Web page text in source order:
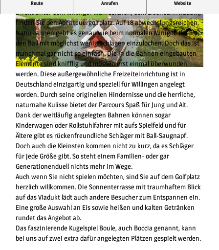
© y-site.de, Alibek Kaesler | CC-BY-SA
© Alibek Kaesler, y-site.de |CC-BY-SA © y-site.de |CC-BY-SA
Route Anrufen Website
Einzigartige Freizeitanlage
Direkt unter dem Willinger Wahrzeichen, dem Eisenbahnviadukt,
finden Sie den Abenteuergolfplatz. Auf 18 abwechslungsreichen
Naturbahnen geht es genau wie beim normalen Minigolf darum,
den Ball mit möglichst wenig Schlägen einzulochen. Doch das ist
manchmal gar nicht so einfach. Die in die Bahnen eingebauten
Elemente sind knifflig und müssen erst einmal überwunden
werden. Diese außergewöhnliche Freizeiteinrichtung ist in
Deutschland einzigartig und speziell für Willingen angelegt
worden. Durch seine originellen Hindernisse und die herrliche,
naturnahe Kulisse bietet der Parcours Spaß für Jung und Alt.
Dank der weitläufig angelegten Bahnen können sogar
Kinderwagen oder Rollstuhlfahrer mit aufs Spielfeld und für
Ältere gibt es rückenfreundliche Schläger mit Ball-Saugnapf.
Doch auch die Kleinsten kommen nicht zu kurz, da es Schläger
für jede Größe gibt. So steht einem Familien- oder gar
Generationenduell nichts mehr im Wege.
Auch wenn Sie nicht spielen möchten, sind Sie auf dem Golfplatz
herzlich willkommen. Die Sonnenterrasse mit traumhaftem Blick
auf das Viadukt lädt auch andere Besucher zum Entspannen ein.
Eine große Auswahl an Eis sowie heißen und kalten Getränken
rundet das Angebot ab.
Das faszinierende Kugelspiel Boule, auch Boccia genannt, kann
bei uns auf zwei extra dafür angelegten Plätzen gespielt werden.